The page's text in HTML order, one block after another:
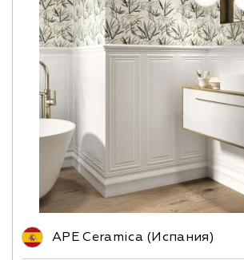
APE Ceramica (Испания)